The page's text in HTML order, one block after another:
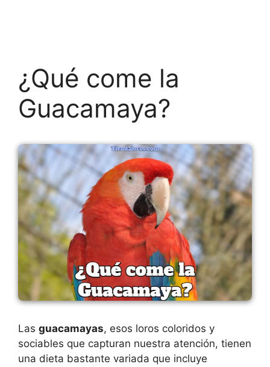
¿Qué come la
Guacamaya?
Las guacamayas, esos loros coloridos y
sociables que capturan nuestra atención, tienen
una dieta bastante variada que incluye